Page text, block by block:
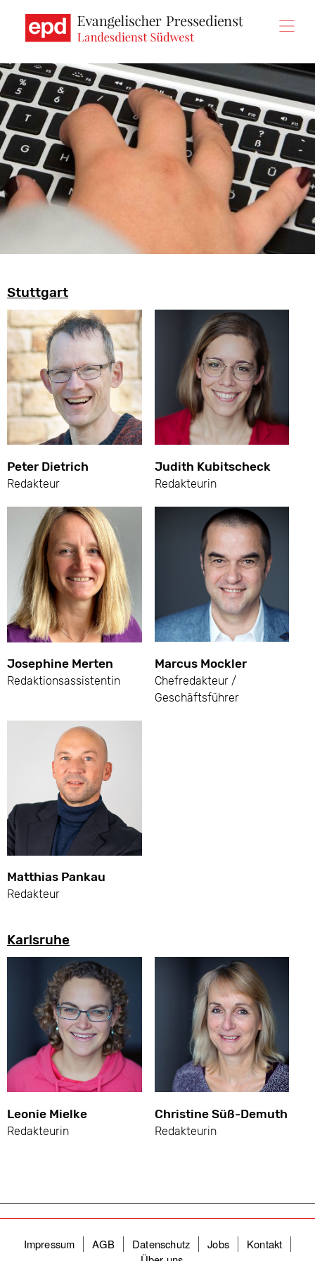
zum
Inhalt
Stuttgart
Peter Dietrich
Redakteur
Judith Kubitscheck
Redakteurin
Josephine Merten
Redaktionsassistentin
Marcus Mockler
Chefredakteur /
Geschäftsführer
Matthias Pankau
Redakteur
Karlsruhe
Leonie Mielke
Redakteurin
Christine Süß-Demuth
Redakteurin
Impressum AGB Datenschutz Jobs
Kontakt